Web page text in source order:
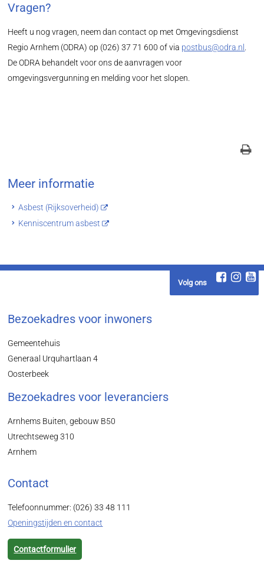
Vragen?
Heeft u nog vragen, neem dan contact op met Omgevingsdienst
Regio Arnhem (ODRA) op (026) 37 71 600 of via postbus@odra.nl
De ODRA behandelt voor ons de aanvragen voor
omgevingsvergunning en melding voor het slopen.
Meer informatie
Asbest (Rijksoverheid)
Kenniscentrum asbest
Volg ons
Bezoekadres voor inwoners
Gemeentehuis
Generaal Urquhartlaan 4
Oosterbeek
Bezoekadres voor leveranciers
Arnhems Buiten, gebouw B50
Utrechtseweg 310
Arnhem
Contact
Telefoonnummer: (026) 33 48 111
Openingstijden en contact
Contactformulier